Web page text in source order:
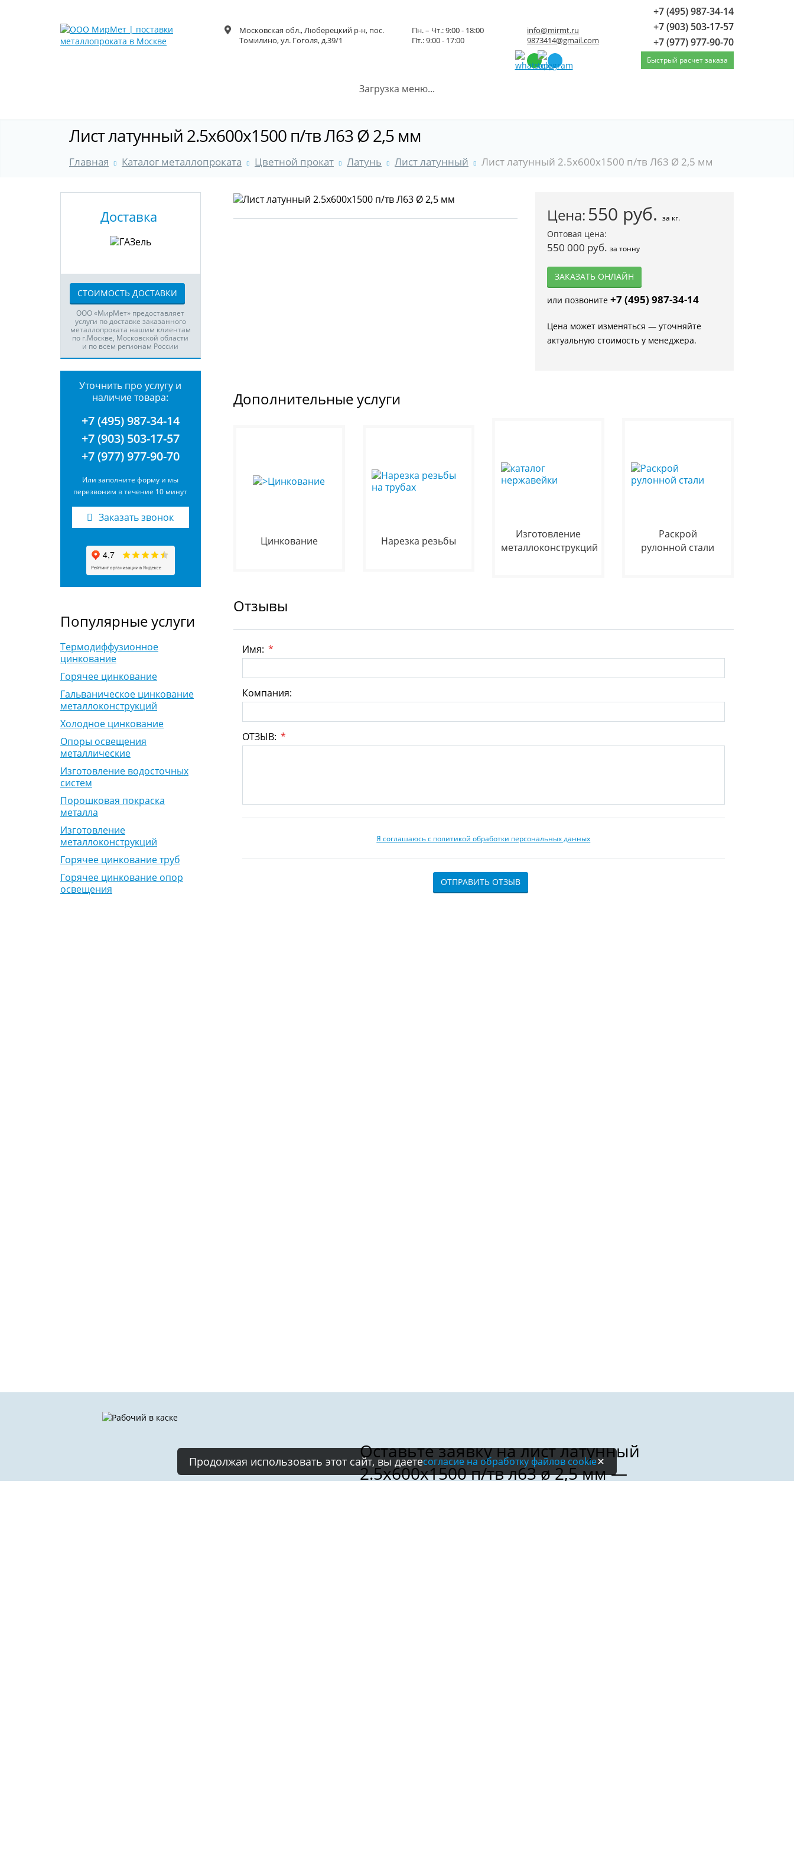
Московская обл., Люберецкий р-н, пос.
Томилино, ул. Гоголя, д.39/1
Пн. – Чт.: 9:00 - 18:00
Пт.: 9:00 - 17:00
info@mirmt.ru
9873414@gmail.com
+7 (495) 987-34-14
+7 (903) 503-17-57
+7 (977) 977-90-70
Быстрый расчет заказа
Загрузка меню...
Лист латунный 2.5x600x1500 п/тв Л63 Ø 2,5 мм
Главная Каталог металлопроката Цветной прокат Латунь Лист латунный Лист латунный 2.5x600x1500 п/тв Л63 Ø 2,5 мм
Доставка
СТОИМОСТЬ ДОСТАВКИ
ООО «МирМет» предоставляет
услуги по доставке заказанного
металлопроката нашим клиентам
по г.Москве, Московской области
и по всем регионам России
Уточнить про услугу и
наличие товара:
+7 (495) 987-34-14
+7 (903) 503-17-57
+7 (977) 977-90-70
Или заполните форму и мы
перезвоним в течение 10 минут
Заказать звонок
Популярные услуги
Термодиффузионное
цинкование
Горячее цинкование
Гальваническое цинкование
металлоконструкций
Холодное цинкование
Опоры освещения
металлические
Изготовление водосточных
систем
Порошковая покраска
металла
Изготовление
металлоконструкций
Горячее цинкование труб
Горячее цинкование опор
освещения
Цена: 550 руб. за кг.
Оптовая цена:
550 000 руб.за тонну
ЗАКАЗАТЬ ОНЛАЙН
или позвоните +7 (495) 987-34-14
Цена может изменяться — уточняйте
актуальную стоимость у менеджера.
Дополнительные услуги
Цинкование Нарезка резьбы
Изготовление
металлоконструкций
Раскрой
рулонной стали
Отзывы
Имя: *
Компания:
ОТЗЫВ: *
Я соглашаюсь с политикой обработки персональных данных
ОТПРАВИТЬ ОТЗЫВ
Продолжая использовать этот сайт, вы даетесогласие на обработку файлов cookie